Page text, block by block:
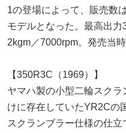
1の登場によって、販売数
モデルとなった。最高出
2kgm／7000rpm。発売当
【350R3C（1969）】
ヤマハ製の小型二輪スク
けに存在していたYR2Cの
スクランブラー仕様の仕